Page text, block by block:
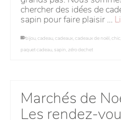
chercher des idées de
sapin pour faire plaisir …
bijou,cadeau,cadeaux,cadeaux de noël,chic
paquet cadeau, sapin,zéro dechet
Marchés de
Les rendez-